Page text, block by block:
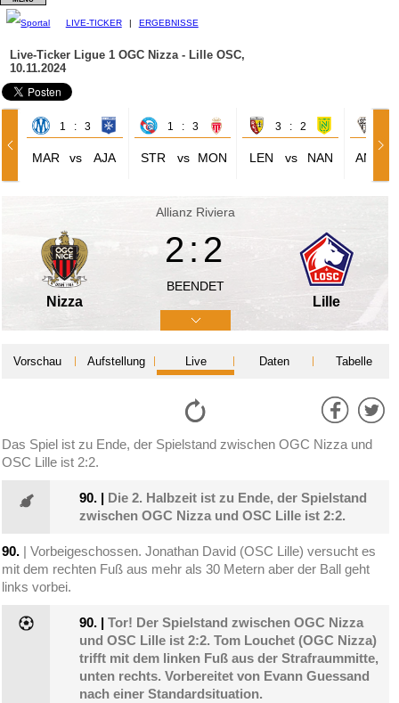
LIVE-TICKER | ERGEBNISSE
Live-Ticker Ligue 1 OGC Nizza - Lille OSC,
10.11.2024
1 : 3
MAR vs AJA
1 : 3
STR vs MON
3 : 2
LEN vs NAN ANG
Allianz Riviera
Nizza
2:2
BEENDET
Lille
Vorschau Aufstellung Live Daten Tabelle
Das Spiel ist zu Ende, der Spielstand zwischen OGC Nizza und
OSC Lille ist 2:2.
90. | Die 2. Halbzeit ist zu Ende, der Spielstand
zwischen OGC Nizza und OSC Lille ist 2:2.
90. | Vorbeigeschossen. Jonathan David (OSC Lille) versucht es
mit dem rechten Fuß aus mehr als 30 Metern aber der Ball geht
links vorbei.
90. |Tor! Der Spielstand zwischen OGC Nizza
und OSC Lille ist 2:2. Tom Louchet (OGC Nizza)
trifft mit dem linken Fuß aus der Strafraummitte,
unten rechts. Vorbereitet von Evann Guessand
nach einer Standardsituation.